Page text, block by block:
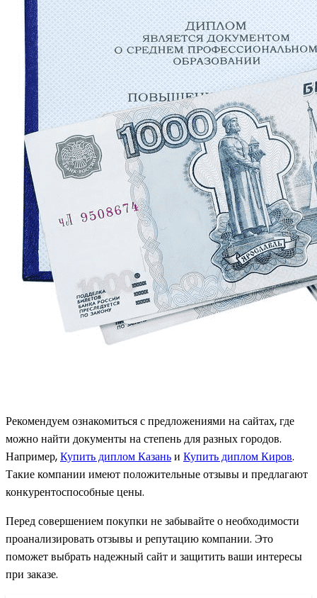
Рекомендуем ознакомиться с предложениями на сайтах, где
можно найти документы на степень для разных городов.
Например,Купить диплом Казаньи Купить диплом Киров.
Такие компании имеют положительные отзывы и предлагают
конкурентоспособные цены.
Перед совершением покупки не забывайте о необходимости
проанализировать отзывы и репутацию компании. Это
поможет выбрать надежный сайт и защитить ваши интересы
при заказе.